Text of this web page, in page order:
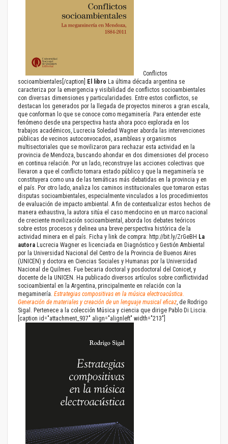
Conflictos
socioambientales[/caption]
El libro La última década argentina se
caracteriza por la emergencia y visibilidad de conflictos socioambientales
con diversas dimensiones y particularidades. Entre estos conflictos, se
destacan los generados por la llegada de proyectos mineros a gran escala,
que conforman lo que se conoce como megaminería. Para entender este
fenómeno desde una perspectiva hasta ahora poco explorada en los
trabajos académicos, Lucrecia Soledad Wagner aborda las intervenciones
públicas de vecinos autoconvocados, asambleas y organismos
multisectoriales que se movilizaron para rechazar esta actividad en la
provincia de Mendoza, buscando ahondar en dos dimensiones del proceso
en continua relación. Por un lado, reconstruye las acciones colectivas que
llevaron a que el conflicto tomara estado público y que la megaminería se
constituyera como una de las temáticas más debatidas en la provincia y en
el país. Por otro lado, analiza los caminos institucionales que tomaron estas
disputas socioambientales, especialmente vinculados a los procedimientos
de evaluación de impacto ambiental. A fin de contextualizar estos hechos de
manera exhaustiva, la autora sitúa el caso mendocino en un marco nacional
de creciente movilización socioambiental, aborda los debates teóricos
sobre estos procesos y delinea una breve perspectiva histórica de la
actividad minera en el país. Ficha y link de compra: http://bit.ly/ZrGeBH La
autora Lucrecia Wagner es licenciada en Diagnóstico y Gestión Ambiental
por la Universidad Nacional del Centro de la Provincia de Buenos Aires
(UNICEN) y doctora en Ciencias Sociales y Humanas por la Universidad
Nacional de Quilmes. Fue becaria doctoral y posdoctoral del Conicet, y
docente de la UNICEN. Ha publicado diversos artículos sobre conflictividad
socioambiental en la Argentina, principalmente en relación con la
megaminería. Estrategias compositivas en la música electroacústica.
Generación de materiales y creación de un lenguaje musical eficaz, de Rodrigo
Sigal. Pertenece a la colección Música y ciencia que dirige Pablo Di Liscia.
[caption id="attachment_937" align="alignleft" width="213"]